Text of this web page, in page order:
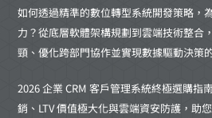
如何透過精準的數位轉型系統開發策略，
力？從底層軟體架構規劃到雲端技術整合
頸、優化跨部門協作並實現數據驅動決策
2026 企業 CRM 客戶管理系統終極選購指
銷、LTV 價值極大化與雲端資安防護，助